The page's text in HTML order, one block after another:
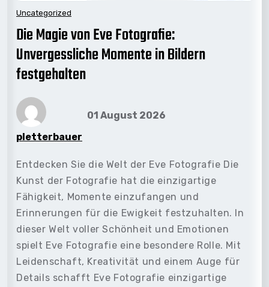
Uncategorized
Die Magie von Eve Fotografie:
Unvergessliche Momente in Bildern
festgehalten
pletterbauer
01 August 2026
Entdecken Sie die Welt der Eve Fotografie Die
Kunst der Fotografie hat die einzigartige
Fähigkeit, Momente einzufangen und
Erinnerungen für die Ewigkeit festzuhalten. In
dieser Welt voller Schönheit und Emotionen
spielt Eve Fotografie eine besondere Rolle. Mit
Leidenschaft, Kreativität und einem Auge für
Details schafft Eve Fotografie einzigartige